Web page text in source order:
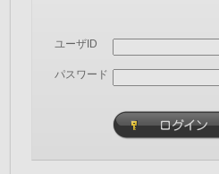
ユーザID
パスワード